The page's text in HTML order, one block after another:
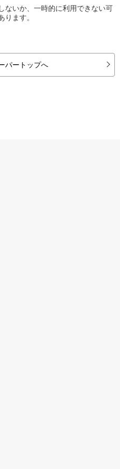
ないか、一時的に利用できない可
ります。
パートップへ